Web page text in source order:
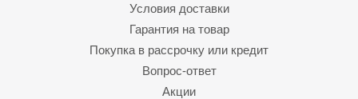
Условия доставки
Гарантия на товар
Покупка в рассрочку или кредит
Вопрос-ответ
Акции